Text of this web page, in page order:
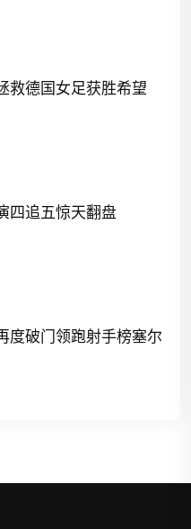
救德国女足获胜希望
四追五惊天翻盘
度破门领跑射手榜塞尔